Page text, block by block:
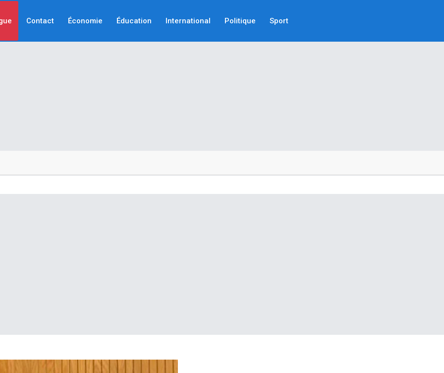
Contact Économie Éducation International Politique Sport